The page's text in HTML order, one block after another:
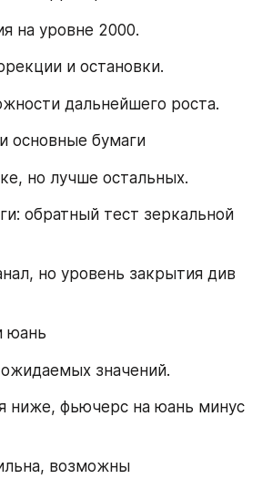
на уровне 2000.
и остановки.
дальнейшего роста.
основные бумаги
но лучше остальных.
обратный тест зеркальной
но уровень закрытия див
юань
значений.
ниже, фьючерс на юань минус
возможны